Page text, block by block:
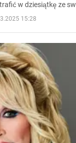
w dziesiątkę ze
15:28